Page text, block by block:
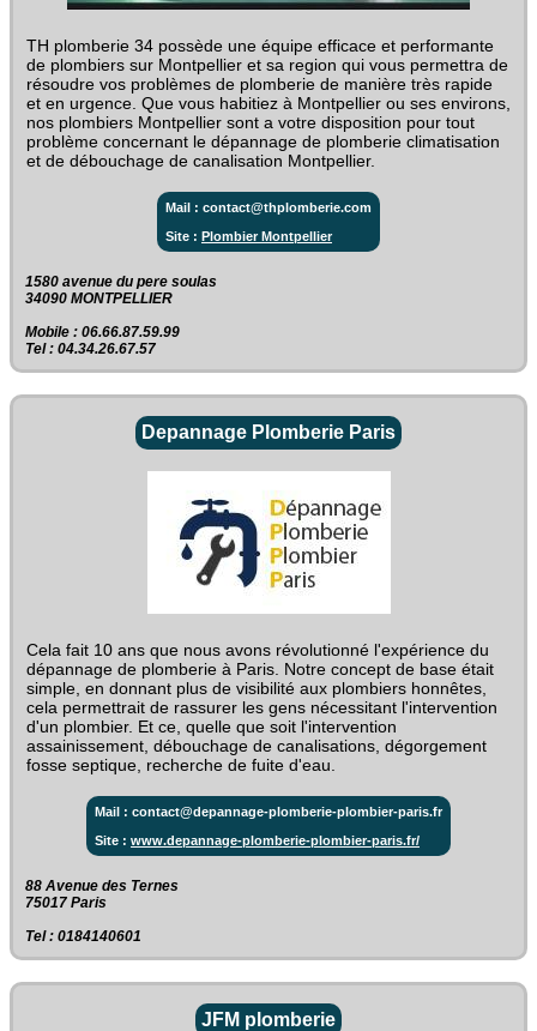
TH plomberie 34 possède une équipe efficace et performante
de plombiers sur Montpellier et sa region qui vous permettra de
résoudre vos problèmes de plomberie de manière très rapide
et en urgence. Que vous habitiez à Montpellier ou ses environs,
nos plombiers Montpellier sont a votre disposition pour tout
problème concernant le dépannage de plomberie climatisation
et de débouchage de canalisation Montpellier.
Mail : contact@thplomberie.com
Site : Plombier Montpellier
1580 avenue du pere soulas‎
34090 MONTPELLIER
Mobile : 06.66.87.59.99
Tel : 04.34.26.67.57
Depannage Plomberie Paris
Cela fait 10 ans que nous avons révolutionné l'expérience du
dépannage de plomberie à Paris. Notre concept de base était
simple, en donnant plus de visibilité aux plombiers honnêtes,
cela permettrait de rassurer les gens nécessitant l'intervention
d'un plombier. Et ce, quelle que soit l'intervention
assainissement, débouchage de canalisations, dégorgement
fosse septique, recherche de fuite d'eau.
Mail : contact@depannage-plomberie-plombier-paris.fr
Site : www.depannage-plomberie-plombier-paris.fr/
88 Avenue des Ternes‎
75017 Paris
Tel : 0184140601
JFM plomberie